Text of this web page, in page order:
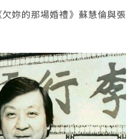
妳的那場婚禮》蘇慧倫與張